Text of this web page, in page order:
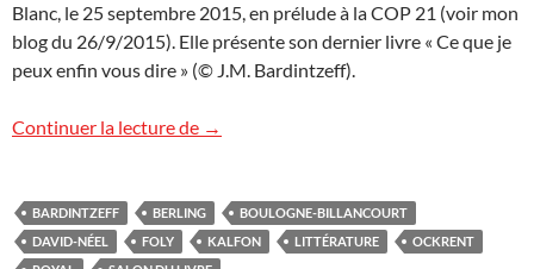
Blanc, le 25 septembre 2015, en prélude à la COP 21 (voir mon
blog du 26/9/2015). Elle présente son dernier livre « Ce que je
peux enfin vous dire » (© J.M. Bardintzeff).
Continuer la lecture de Salon du livre de Boulogne : images du
→
BARDINTZEFF BERLING
BOULOGNE-BILLANCOURT
DAVID-NÉEL
FOLY KALFON LITTÉRATURE
OCKRENT